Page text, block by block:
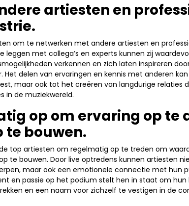
artiesten en
om te netwerken met andere artiesten en
met collega’s en experts kunnen zij
verkennen en zich laten inspireren
delen van ervaringen en kennis met anderen
maar ook tot het creëren van langdurige relaties
in de muziekwereld.
op om ervaring op te
te bouwen.
top artiesten om regelmatig op te treden om
te bouwen. Door live optredens kunnen artiesten
maar ook een emotionele connectie met hun
en passie op het podium stelt hen in staat om hun
en een naam voor zichzelf te vestigen in de